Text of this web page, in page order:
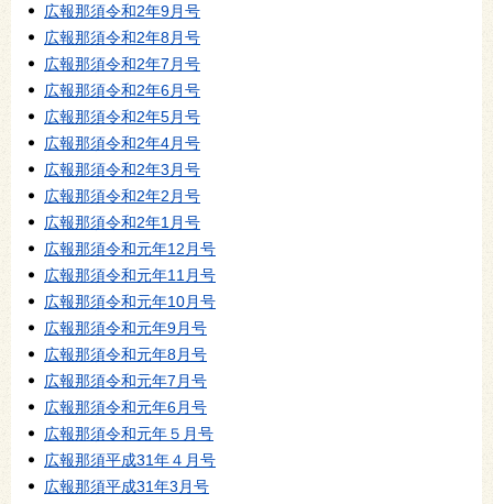
広報那須令和2年9月号
広報那須令和2年8月号
広報那須令和2年7月号
広報那須令和2年6月号
広報那須令和2年5月号
広報那須令和2年4月号
広報那須令和2年3月号
広報那須令和2年2月号
広報那須令和2年1月号
広報那須令和元年12月号
広報那須令和元年11月号
広報那須令和元年10月号
広報那須令和元年9月号
広報那須令和元年8月号
広報那須令和元年7月号
広報那須令和元年6月号
広報那須令和元年５月号
広報那須平成31年４月号
広報那須平成31年3月号